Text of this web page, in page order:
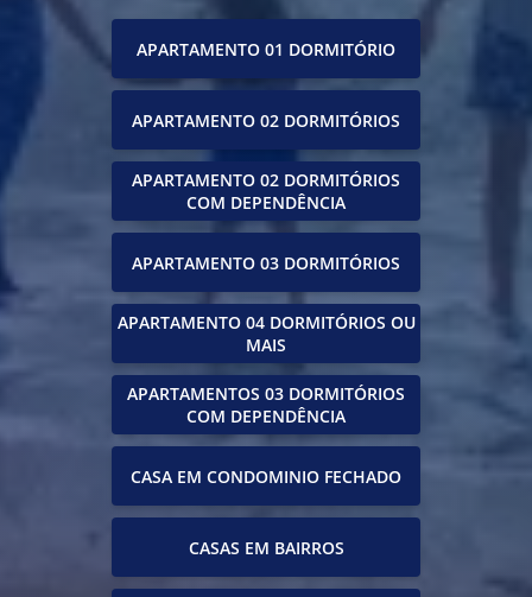
APARTAMENTO 01 DORMITÓRIO
APARTAMENTO 02 DORMITÓRIOS
APARTAMENTO 02 DORMITÓRIOS
COM DEPENDÊNCIA
APARTAMENTO 03 DORMITÓRIOS
APARTAMENTO 04 DORMITÓRIOS OU
MAIS
APARTAMENTOS 03 DORMITÓRIOS
COM DEPENDÊNCIA
CASA EM CONDOMINIO FECHADO
CASAS EM BAIRROS